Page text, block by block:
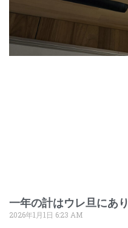
一年の計はウレ旦にあり
2026年1月1日 6:23 AM